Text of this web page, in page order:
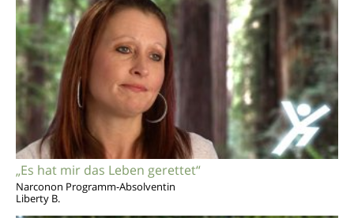
„Es hat mir das Leben gerettet“
Narconon Programm-Absolventin
Liberty B.